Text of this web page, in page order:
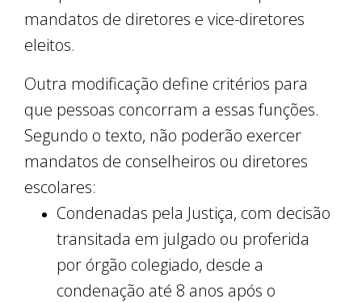
mandatos de diretores e vice-diretores
eleitos.
Outra modificação define critérios para
que pessoas concorram a essas funções.
Segundo o texto, não poderão exercer
mandatos de conselheiros ou diretores
escolares:
Condenadas pela Justiça, com decisão
transitada em julgado ou proferida
por órgão colegiado, desde a
condenação até 8 anos após o